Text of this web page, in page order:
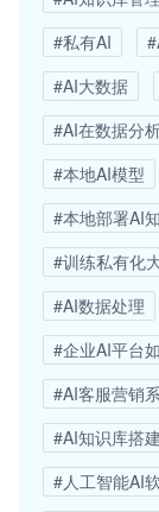
#私有AI
#AI大数据
#AI在数据分
#本地AI模型
#本地部署AI
#训练私有化
#AI数据处理
#企业AI平台
#AI客服营销
#AI知识库搭建
#人工智能AI